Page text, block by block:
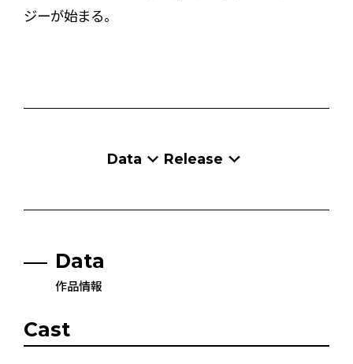
ジーが始まる。
Data Release
Data
作品情報
Cast